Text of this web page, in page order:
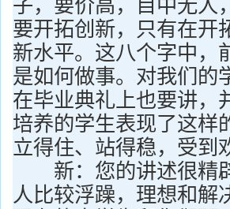
子，要价高，目中无人
要开拓创新，只有在开
新水平。这八个字中，
是如何做事。对我们的
在毕业典礼上也要讲，
培养的学生表现了这样
立得住、站得稳，受到
新：您的讲述很精
人比较浮躁，理想和解